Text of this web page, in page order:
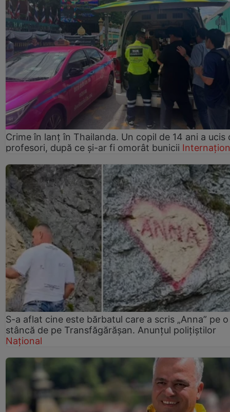
Crime în lanț în Thailanda. Un copil de 14 ani a ucis
profesori, după ce și-ar fi omorât bunicii
S-a aflat cine este bărbatul care a scris „Anna” pe o
stâncă de pe Transfăgărășan. Anunțul polițiștilor
Național